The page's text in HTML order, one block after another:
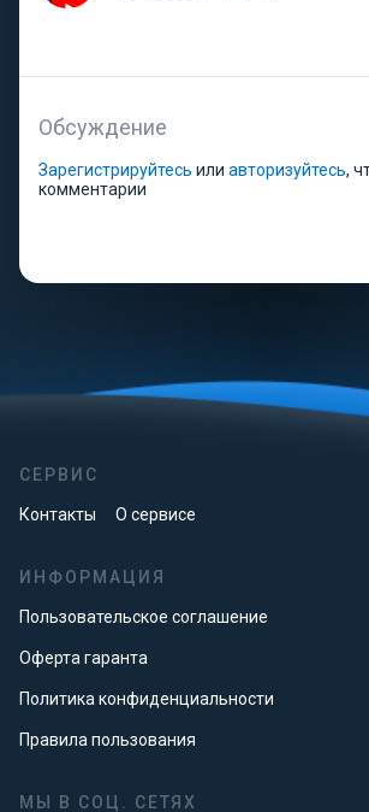
Обсуждение
Зарегистрируйтесь или авторизуйтесь,
комментарии
СЕРВИС
Контакты О сервисе
ИНФОРМАЦИЯ
Пользовательское соглашение
Оферта гаранта
Политика конфиденциальности
Правила пользования
МЫ В СОЦ. СЕТЯХ